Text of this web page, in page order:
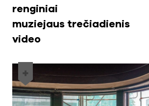
renginiai
muziejaus trečiadienis
video